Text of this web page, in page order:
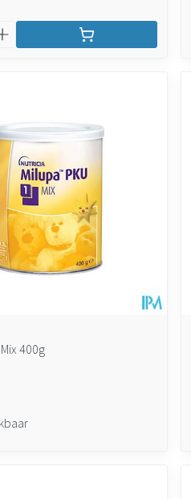
400g